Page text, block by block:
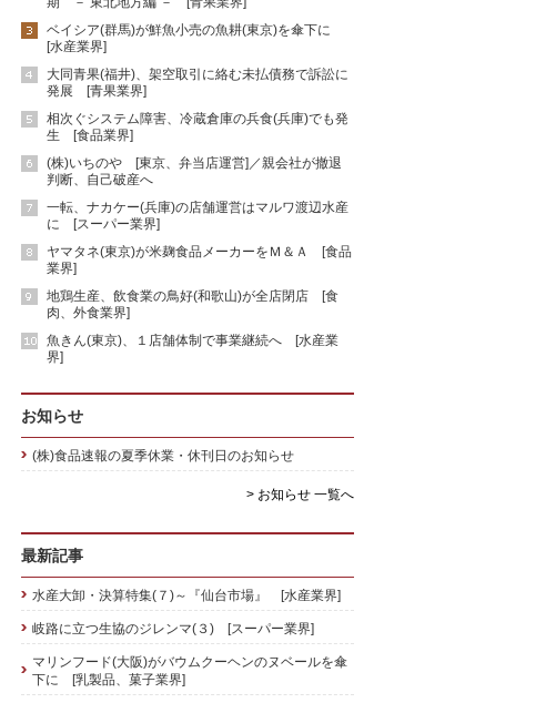
ベイシア(群馬)が鮮魚小売の魚耕(東京)を傘下に
[水産業界]
大同青果(福井)、架空取引に絡む未払債務で訴訟に
発展 [青果業界]
相次ぐシステム障害、冷蔵倉庫の兵食(兵庫)でも発
生 [食品業界]
(株)いちのや [東京、弁当店運営]／親会社が撤退
判断、自己破産へ
一転、ナカケー(兵庫)の店舗運営はマルワ渡辺水産
に [スーパー業界]
ヤマタネ(東京)が米麹食品メーカーをＭ＆Ａ [食品
業界]
地鶏生産、飲食業の鳥好(和歌山)が全店閉店 [食
肉、外食業界]
魚きん(東京)、１店舗体制で事業継続へ [水産業
界]
お知らせ
(株)食品速報の夏季休業・休刊日のお知らせ
> お知らせ 一覧へ
最新記事
水産大卸・決算特集(７)～『仙台市場』 [水産業界]
岐路に立つ生協のジレンマ(３) [スーパー業界]
マリンフード(大阪)がバウムクーヘンのヌベールを傘
下に [乳製品、菓子業界]